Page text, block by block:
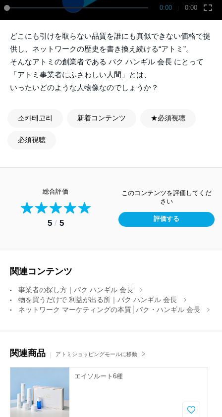
0:00 0:00
どこにも引けを取らない品質を誰にも真似できない価格で提
供し、ネットワークの歴史を書き換え続ける“アトミ”。
そんなアトミの創業者である パク ハンギル 会長 にとって
「アトミ事業者にふさわしい人間」とは、
いったいどのような人物像なのでしょうか？
소카테고리 新着コンテンツ ★必須視聴
必須視聴
総合評価
5/ 5
このコンテンツを評価してくだ
さい
評価する
関連コンテンツ
事業者の探し方｜パク ハンギル 会長
物を買うだけで 利益が出る所｜パク ハンギル 会長
ネットワーク マーケティングの本質│パク・ハンギル 会長
関連商品 アトミショッピングモールに移動
エイソルート6種